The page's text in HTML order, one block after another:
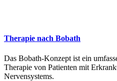
Therapie nach Bobath
Das Bobath-Konzept ist ein
Therapie von Patienten mit
Nervensystems.